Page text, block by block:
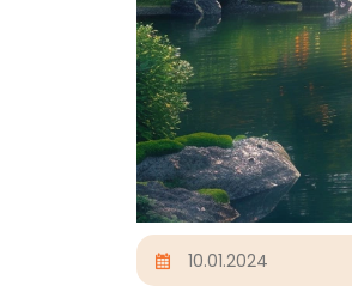
10.01.2024